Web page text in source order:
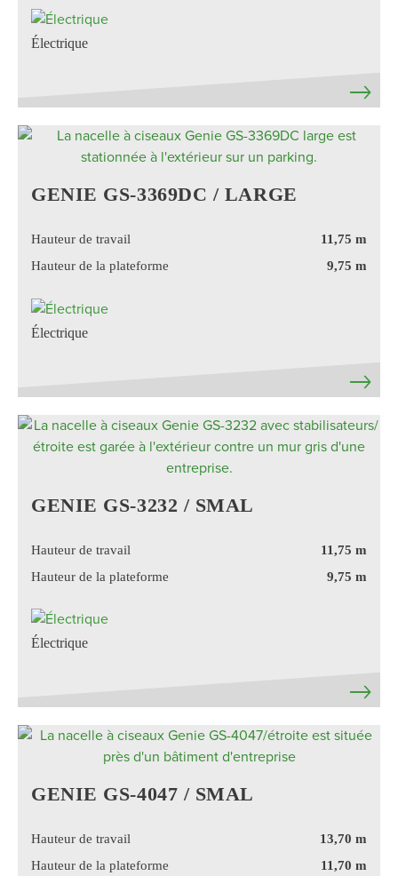
Électrique
GENIE GS-3369DC / LARGE
Hauteur de travail
11,75 m
Hauteur de la plateforme
9,75 m
Électrique
GENIE GS-3232 / SMAL
Hauteur de travail
11,75 m
Hauteur de la plateforme
9,75 m
Électrique
GENIE GS-4047 / SMAL
Hauteur de travail
13,70 m
Hauteur de la plateforme
11,70 m